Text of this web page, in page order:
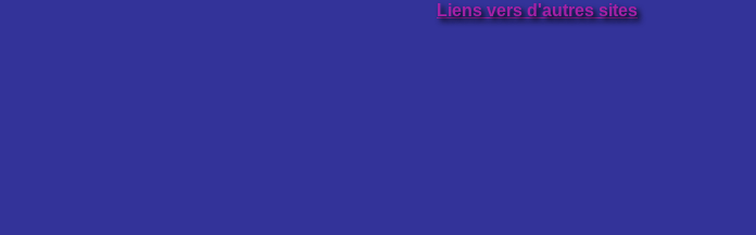
Liens vers d'autres sites